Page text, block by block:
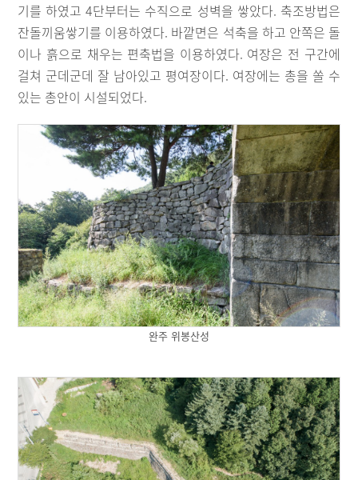
기를 하였고 4단부터는 수직으로 성벽을 쌓았다. 축조방법은
잔돌끼움쌓기를 이용하였다. 바깥면은 석축을 하고 안쪽은 돌
이나 흙으로 채우는 편축법을 이용하였다. 여장은 전 구간에
걸쳐 군데군데 잘 남아있고 평여장이다. 여장에는 총을 쏠 수
있는 총안이 시설되었다.
완주 위봉산성